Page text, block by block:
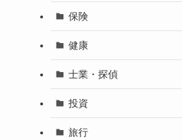
保険
健康
士業・探偵
投資
旅行